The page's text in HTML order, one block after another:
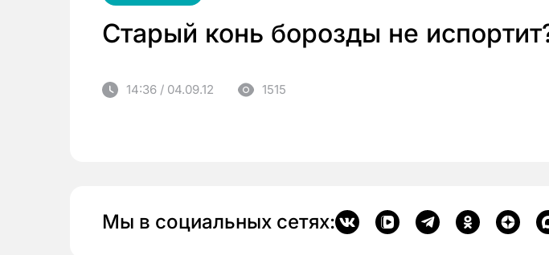
Старый конь борозды не
14:36 / 04.09.12 1515
Мы в социальных сетях: